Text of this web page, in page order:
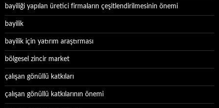
bayiliği yapılan üretici firmaların çeşitlendirilmesinin önemi
bayilik
bayilik için yatırım araştırması
bölgesel zincir market
çalışan gönüllü katkıları
çalışan gönüllü katkılarının önemi